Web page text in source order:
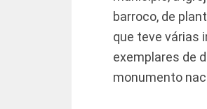
barroco, de
que teve várias
exemplares de
monumento